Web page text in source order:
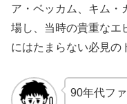
ア・ベッカム、キム・
場し、当時の貴重なエ
にはたまらない必見の
90年代フ